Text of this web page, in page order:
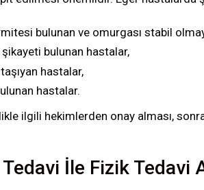
bulunan ve omurgası stabil
bulunan hastalar,
hastalar,
hastalar.
ilgili hekimlerden onay alması,
İle Fizik Tedavi